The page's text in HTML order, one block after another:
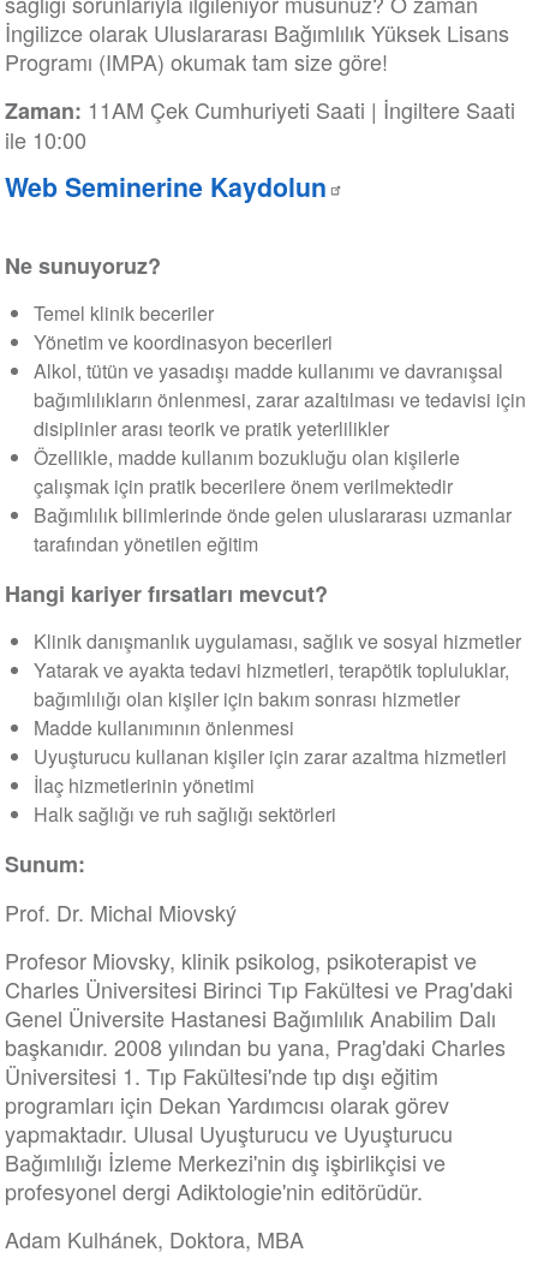
İngilizce olarak Uluslararası Bağımlılık Yüksek Lisans
Programı (IMPA) okumak tam size göre!
Zaman: 11AM Çek Cumhuriyeti Saati | İngiltere Saati
ile 10:00
Web Seminerine Kaydolun
Ne sunuyoruz?
Temel klinik beceriler
Yönetim ve koordinasyon becerileri
Alkol, tütün ve yasadışı madde kullanımı ve davranışsal
bağımlılıkların önlenmesi, zarar azaltılması ve tedavisi için
disiplinler arası teorik ve pratik yeterlilikler
Özellikle, madde kullanım bozukluğu olan kişilerle
çalışmak için pratik becerilere önem verilmektedir
Bağımlılık bilimlerinde önde gelen uluslararası uzmanlar
tarafından yönetilen eğitim
Hangi kariyer fırsatları mevcut?
Klinik danışmanlık uygulaması, sağlık ve sosyal hizmetler
Yatarak ve ayakta tedavi hizmetleri, terapötik topluluklar,
bağımlılığı olan kişiler için bakım sonrası hizmetler
Madde kullanımının önlenmesi
Uyuşturucu kullanan kişiler için zarar azaltma hizmetleri
İlaç hizmetlerinin yönetimi
Halk sağlığı ve ruh sağlığı sektörleri
Sunum:
Prof. Dr. Michal Miovský
Profesor Miovsky, klinik psikolog, psikoterapist ve
Charles Üniversitesi Birinci Tıp Fakültesi ve Prag'daki
Genel Üniversite Hastanesi Bağımlılık Anabilim Dalı
başkanıdır. 2008 yılından bu yana, Prag'daki Charles
Üniversitesi 1. Tıp Fakültesi'nde tıp dışı eğitim
programları için Dekan Yardımcısı olarak görev
yapmaktadır. Ulusal Uyuşturucu ve Uyuşturucu
Bağımlılığı İzleme Merkezi'nin dış işbirlikçisi ve
profesyonel dergi Adiktologie'nin editörüdür.
Adam Kulhánek, Doktora, MBA